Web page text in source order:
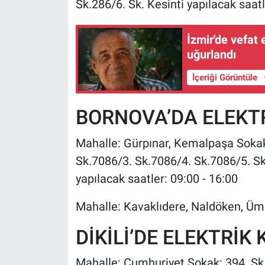
Sk.286/6. Sk. Kesinti yapılacak
İzmir'de vefat
uğurlandı
İçeriği Görüntüle
BORNOVA’DA
Mahalle: Gürpınar, Kemalpaşa
Sk.7086/3. Sk.7086/4. Sk.7086/5.
yapılacak saatler: 09:00 - 16:00
Mahalle: Kavaklıdere, Naldöken,
DİKİLİ’DE ELEKTRİK